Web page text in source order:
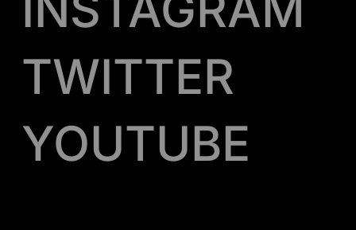
TWITTER
YOUTUBE